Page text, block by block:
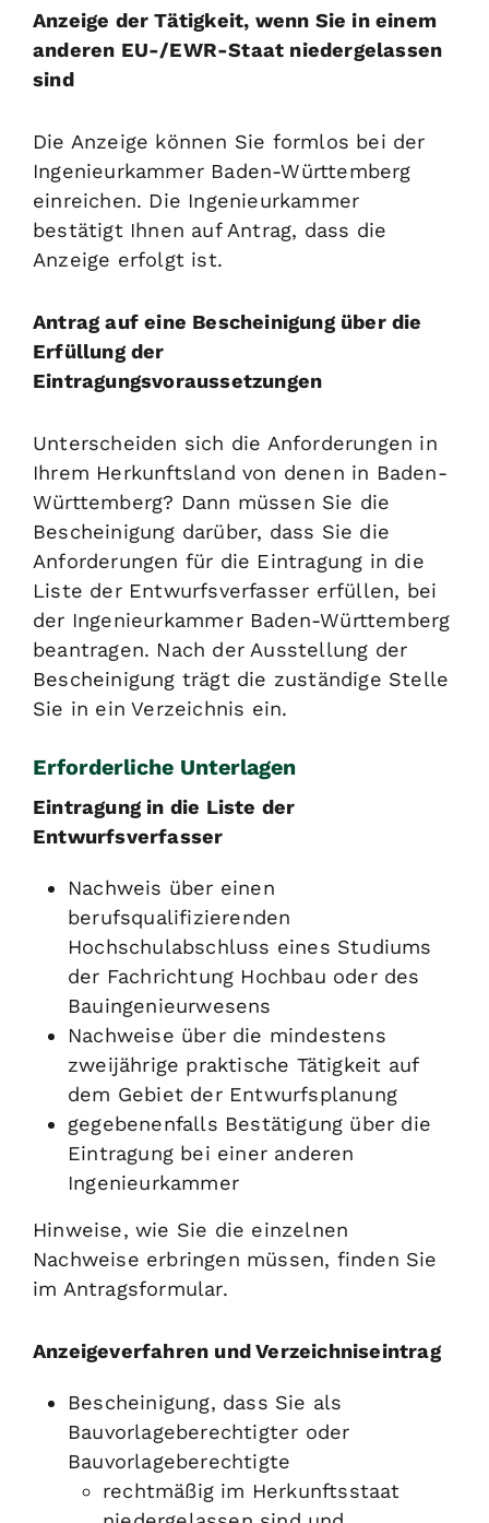
Anzeige der Tätigkeit, wenn Sie in einem
anderen EU-/EWR-Staat niedergelassen
sind
Die Anzeige können Sie formlos bei der
Ingenieurkammer Baden-Württemberg
einreichen. Die Ingenieurkammer
bestätigt Ihnen auf Antrag, dass die
Anzeige erfolgt ist.
Antrag auf eine Bescheinigung über die
Erfüllung der
Eintragungsvoraussetzungen
Unterscheiden sich die Anforderungen in
Ihrem Herkunftsland von denen in Baden-
Württemberg? Dann müssen Sie die
Bescheinigung darüber, dass Sie die
Anforderungen für die Eintragung in die
Liste der Entwurfsverfasser erfüllen, bei
der Ingenieurkammer Baden-Württemberg
beantragen. Nach der Ausstellung der
Bescheinigung trägt die zuständige Stelle
Sie in ein Verzeichnis ein.
Erforderliche Unterlagen
Eintragung in die Liste der
Entwurfsverfasser
Nachweis über einen
berufsqualifizierenden
Hochschulabschluss eines Studiums
der Fachrichtung Hochbau oder des
Bauingenieurwesens
Nachweise über die mindestens
zweijährige praktische Tätigkeit auf
dem Gebiet der Entwurfsplanung
gegebenenfalls Bestätigung über die
Eintragung bei einer anderen
Ingenieurkammer
Hinweise, wie Sie die einzelnen
Nachweise erbringen müssen, finden Sie
im Antragsformular.
Anzeigeverfahren und Verzeichniseintrag
Bescheinigung, dass Sie als
Bauvorlageberechtigter oder
Bauvorlageberechtigte
rechtmäßig im Herkunftsstaat